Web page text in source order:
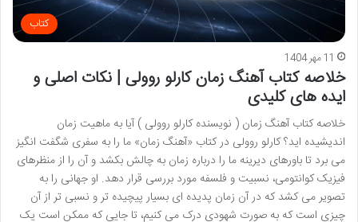
کتاب
11 مهر 1404
خلاصه کتاب آهنگ زمان کارلو روولی | نکات اصلی و
ایده های کلیدی
خلاصه کتاب آهنگ زمان ( نویسنده کارلو روولی ) آیا به ماهیت زمان
اندیشیده اید؟ کارلو روولی در کتاب «آهنگ زمان» ما را به سفری شگفت انگیز
می برد تا باورهای دیرینه ما را درباره زمان به چالش بکشد و آن را از منظرهای
فیزیک کوانتومی، نسبیت و فلسفه مورد بررسی قرار دهد. او جهانی را به
تصویر می کشد که در آن زمان پدیده ای بسیار پیچیده تر و نسبی تر از آن
چیزی است که به صورت شهودی درک می کنیم، تا جایی که ممکن است یک